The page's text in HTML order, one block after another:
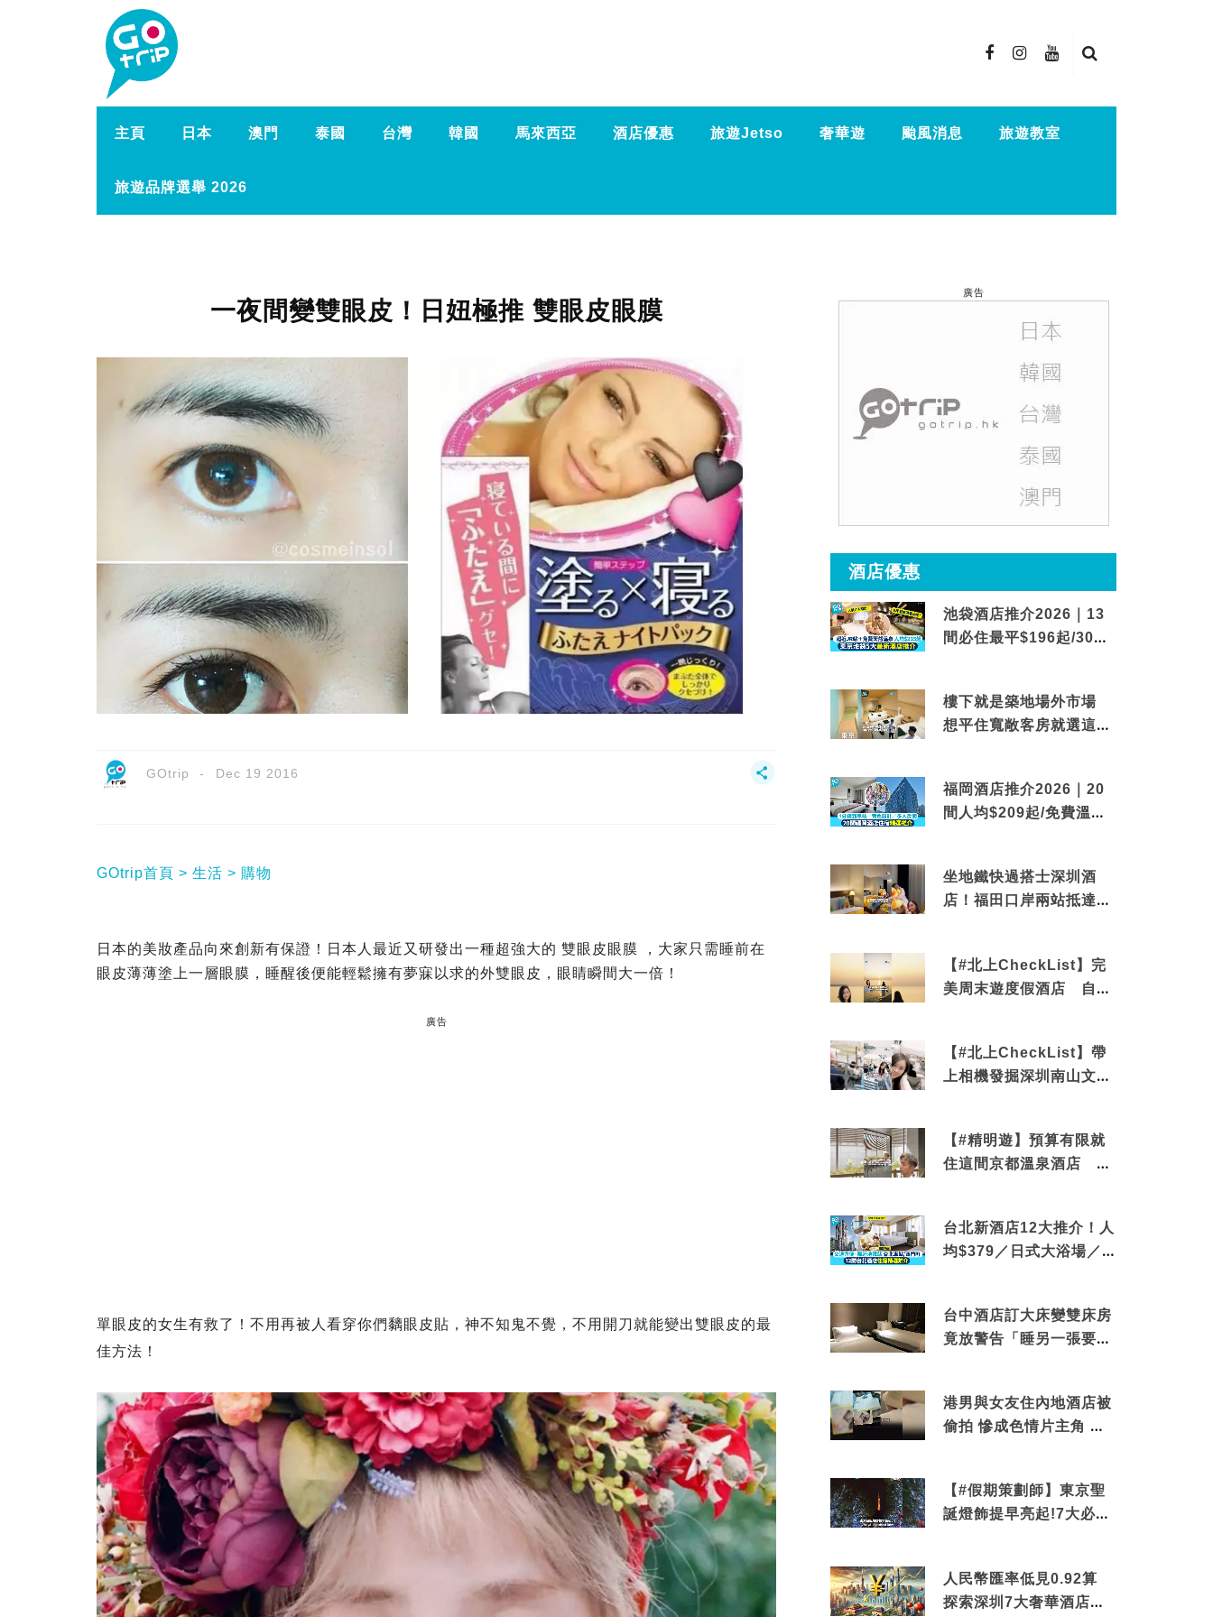
主頁 日本 澳門 泰國 台灣 韓國 馬來西亞 酒店優惠 旅遊Jetso 奢華遊 颱風消息 旅遊教室
旅遊品牌選舉 2026
一夜間變雙眼皮！日妞極推 雙眼皮眼膜
GOtrip Dec 19 2016
GOtrip首頁 生活 購物
日本的美妝產品向來創新有保證！日本人最近又研發出一種超強大的 雙眼皮眼膜 ，大家只需睡前在
眼皮薄薄塗上一層眼膜，睡醒後便能輕鬆擁有夢寐以求的外雙眼皮，眼睛瞬間大一倍！
廣告
單眼皮的女生有救了！不用再被人看穿你們黐眼皮貼，神不知鬼不覺，不用開刀就能變出雙眼皮的最
佳方法！
廣告
酒店優惠
池袋酒店推介2026｜13
間必住最平$196起/30秒
樓下就是築地場外市場
想平住寬敞客房就選這間
福岡酒店推介2026｜20
間人均$209起/免費溫泉/
坐地鐵快過搭士深圳酒
店！福田口岸兩站抵達
【#北上CheckList】完
美周末遊度假酒店 自帶
【#北上CheckList】帶
上相機發掘深圳南山文藝
【#精明遊】預算有限就
住這間京都溫泉酒店 車
台北新酒店12大推介！人
均$379／日式大浴場／1
台中酒店訂大床變雙床房
竟放警告「睡另一張要加
港男與女友住內地酒店被
偷拍 慘成色情片主角 鏡
【#假期策劃師】東京聖
誕燈飾提早亮起!7大必去
人民幣匯率低見0.92算
探索深圳7大奢華酒店體